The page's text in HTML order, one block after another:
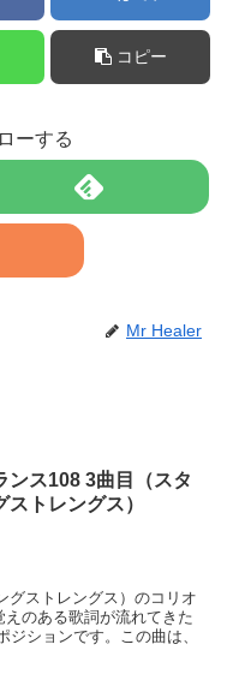
コピー
ーする
Mr Healer
ンス108 3曲目（スタ
ストレングス）
グストレングス）のコリオ
のある歌詞が流れてきた
ションです。この曲は、